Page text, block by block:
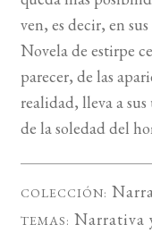
ven, es decir, en
Novela de estirpe
parecer, de las
realidad, lleva a
de la soledad del
COLECCIÓN:
TEMAS: Narrativa